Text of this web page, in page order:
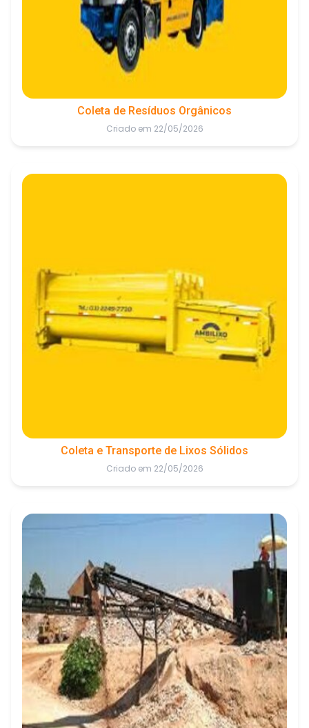
Coleta de Resíduos Orgânicos
Criado em 22/05/2026
Coleta e Transporte de Lixos Sólidos
Criado em 22/05/2026